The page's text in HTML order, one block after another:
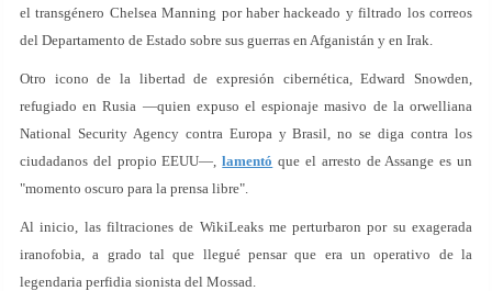
el transgénero Chelsea Manning por haber hackeado y filtrado los correos
del Departamento de Estado sobre sus guerras en Afganistán y en Irak.
Otro icono de la libertad de expresión cibernética, Edward Snowden,
refugiado en Rusia —quien expuso el espionaje masivo de la orwelliana
National Security Agency contra Europa y Brasil, no se diga contra los
ciudadanos del propio EEUU—,lamentó que el arresto de Assange es un
"momento oscuro para la prensa libre".
Al inicio, las filtraciones de WikiLeaks me perturbaron por su exagerada
iranofobia, a grado tal que llegué pensar que era un operativo de la
legendaria perfidia sionista del Mossad.